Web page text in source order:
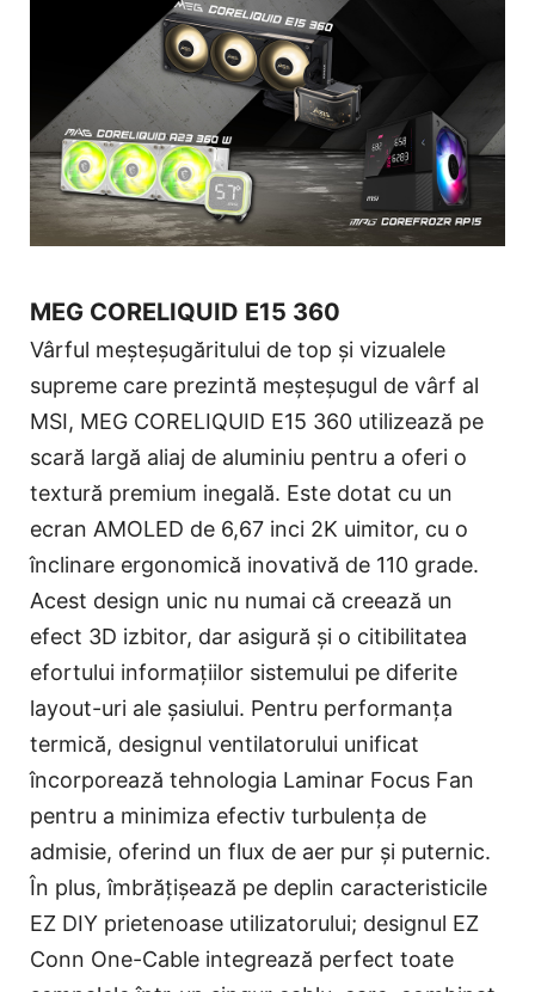
MEG CORELIQUID E15 360
Vârful meșteșugăritului de top și vizualele
supreme care prezintă meșteșugul de vârf al
MSI, MEG CORELIQUID E15 360 utilizează pe
scară largă aliaj de aluminiu pentru a oferi o
textură premium inegală. Este dotat cu un
ecran AMOLED de 6,67 inci 2K uimitor, cu o
înclinare ergonomică inovativă de 110 grade.
Acest design unic nu numai că creează un
efect 3D izbitor, dar asigură și o citibilitatea
efortului informațiilor sistemului pe diferite
layout-uri ale șasiului. Pentru performanța
termică, designul ventilatorului unificat
încorporează tehnologia Laminar Focus Fan
pentru a minimiza efectiv turbulența de
admisie, oferind un flux de aer pur și puternic.
În plus, îmbrățișează pe deplin caracteristicile
EZ DIY prietenoase utilizatorului; designul EZ
Conn One-Cable integrează perfect toate